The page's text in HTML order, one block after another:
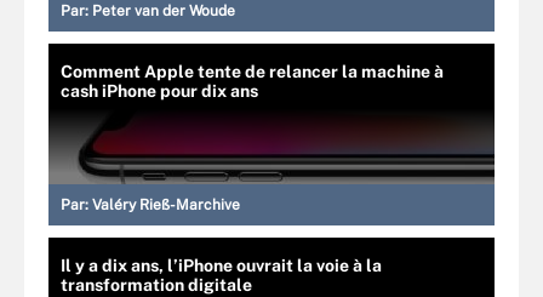
Par: Peter van der Woude
Comment Apple tente de relancer la machine à
cash iPhone pour dix ans
Par: Valéry Rieß-Marchive
Il y a dix ans, l’iPhone ouvrait la voie à la
transformation digitale